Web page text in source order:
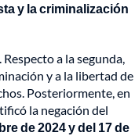
y la criminalización
a la segunda,
y a la libertad de
Posteriormente, en
la negación del
de 2024 y del 17 de